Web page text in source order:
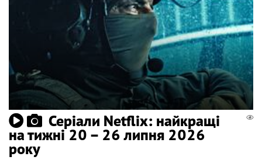
Серіали Netflix: найкращі
на тижні 20 – 26 липня 2026
року